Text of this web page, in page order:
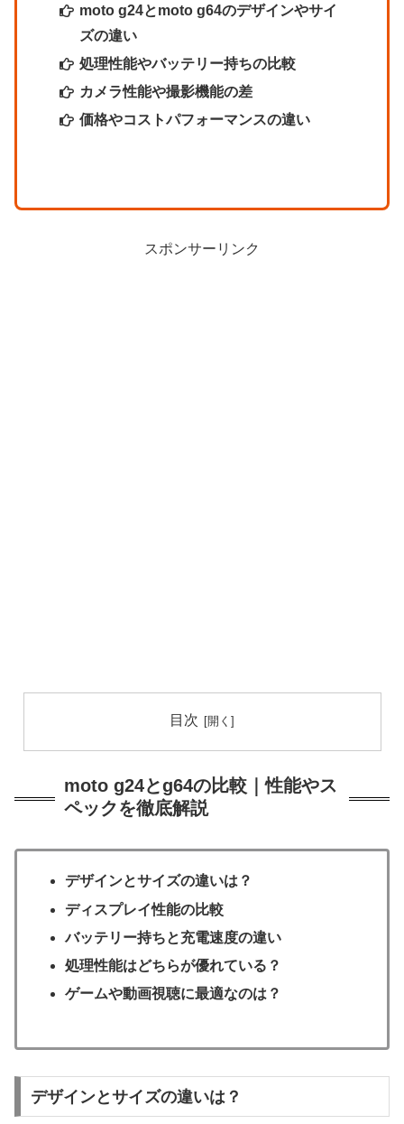
moto g24とmoto g64のデザインやサイ
ズの違い
処理性能やバッテリー持ちの比較
カメラ性能や撮影機能の差
価格やコストパフォーマンスの違い
スポンサーリンク
目次
moto g24とg64の比較｜性能やス
ペックを徹底解説
デザインとサイズの違いは？
ディスプレイ性能の比較
バッテリー持ちと充電速度の違い
処理性能はどちらが優れている？
ゲームや動画視聴に最適なのは？
デザインとサイズの違いは？